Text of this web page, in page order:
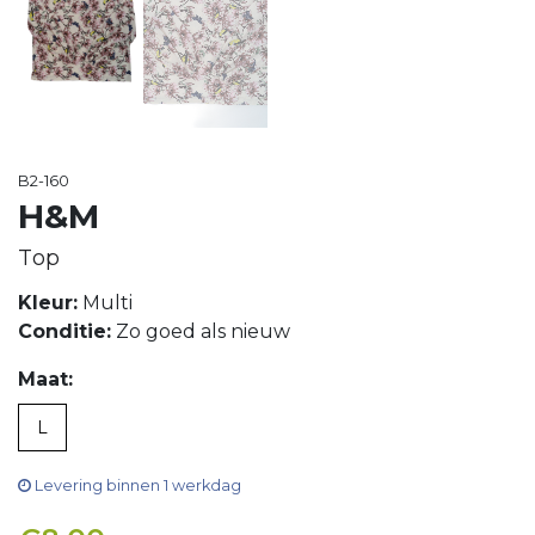
B2-160
H&M
Top
Kleur: Multi
Conditie: Zo goed als nieuw
Maat:
L
Levering binnen 1 werkdag